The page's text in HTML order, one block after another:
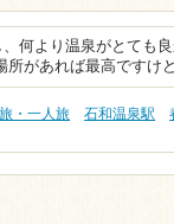
何より温泉がとても
所があれば最高ですけ
・一人旅 石和温泉駅